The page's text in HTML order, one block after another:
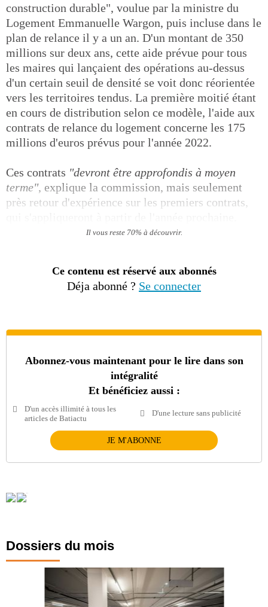
construction durable", voulue par la ministre du
Logement Emmanuelle Wargon, puis incluse dans le
plan de relance il y a un an. D'un montant de 350
millions sur deux ans, cette aide prévue pour tous
les maires qui lançaient des opérations au-dessus
d'un certain seuil de densité se voit donc réorientée
vers les territoires tendus. La première moitié étant
en cours de distribution selon ce modèle, l'aide aux
contrats de relance du logement concerne les 175
millions d'euros prévus pour l'année 2022.
Ces contrats "devront être approfondis à moyen
terme", explique la commission, mais seulement
près retour d'expérience sur les premiers contrats,
Il vous reste 70% à découvrir.
Ce contenu est réservé aux abonnés
Déja abonné ? Se connecter
Abonnez-vous maintenant pour le lire dans son
intégralité
Et bénéficiez aussi :
D'un accès illimité à tous les
articles de Batiactu
D'une lecture sans publicité
JE M'ABONNE
Dossiers du mois